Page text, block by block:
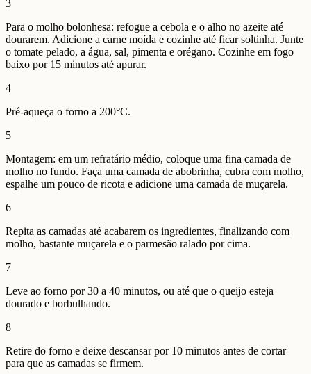
3
Para o molho bolonhesa: refogue a cebola e o alho no azeite até
dourarem. Adicione a carne moída e cozinhe até ficar soltinha. Junte
o tomate pelado, a água, sal, pimenta e orégano. Cozinhe em fogo
baixo por 15 minutos até apurar.
4
Pré-aqueça o forno a 200°C.
5
Montagem: em um refratário médio, coloque uma fina camada de
molho no fundo. Faça uma camada de abobrinha, cubra com molho,
espalhe um pouco de ricota e adicione uma camada de muçarela.
6
Repita as camadas até acabarem os ingredientes, finalizando com
molho, bastante muçarela e o parmesão ralado por cima.
7
Leve ao forno por 30 a 40 minutos, ou até que o queijo esteja
dourado e borbulhando.
8
Retire do forno e deixe descansar por 10 minutos antes de cortar
para que as camadas se firmem.